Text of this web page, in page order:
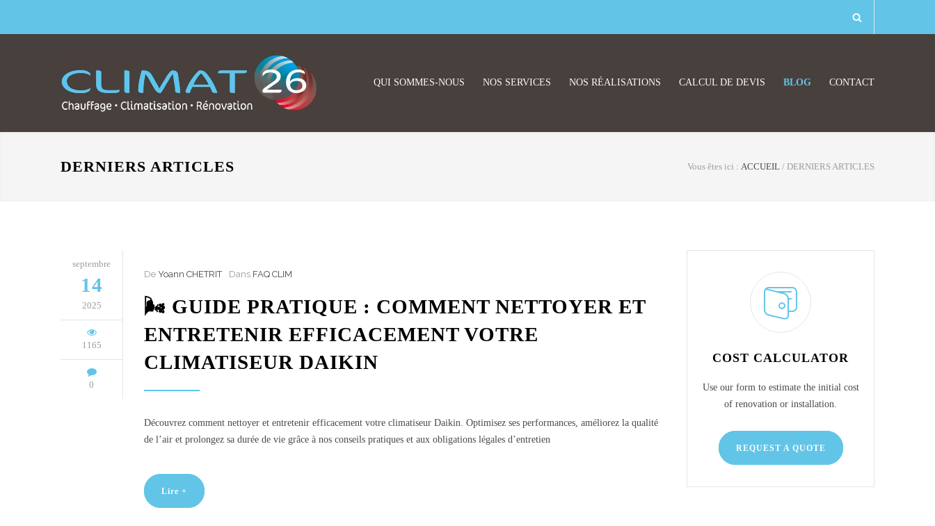
QUI SOMMES-NOUS NOS SERVICES NOS RÉALISATIONS CALCUL DE DEVIS BLOG CONTACT
DERNIERS ARTICLES Vous êtes ici : ACCUEIL / DERNIERS ARTICLES
septembre
14
2025
1165
0
De Yoann CHETRIT Dans FAQ CLIM
🌬️ GUIDE PRATIQUE : COMMENT NETTOYER ET
ENTRETENIR EFFICACEMENT VOTRE
CLIMATISEUR DAIKIN
Découvrez comment nettoyer et entretenir efficacement votre climatiseur Daikin. Optimisez ses performances, améliorez la qualité
de l’air et prolongez sa durée de vie grâce à nos conseils pratiques et aux obligations légales d’entretien
Lire +
COST CALCULATOR
Use our form to estimate the initial cost
of renovation or installation.
REQUEST A QUOTE